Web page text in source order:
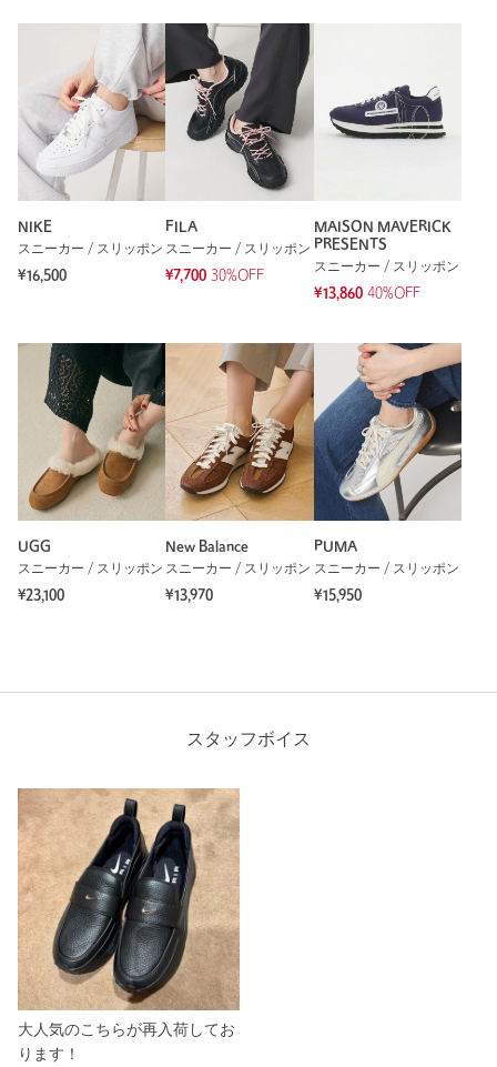
NIKE
スニーカー / スリッポン
¥16,500
FILA
スニーカー / スリッポン
¥7,700 30%OFF
MAISON MAVERICK
PRESENTS
スニーカー / スリッポン
¥13,860 40%OFF
UGG
スニーカー / スリッポン
¥23,100
New Balance
スニーカー / スリッポン
¥13,970
PUMA
スニーカー / スリッポン
¥15,950
スタッフボイス
大人気のこちらが再入荷してお
ります！